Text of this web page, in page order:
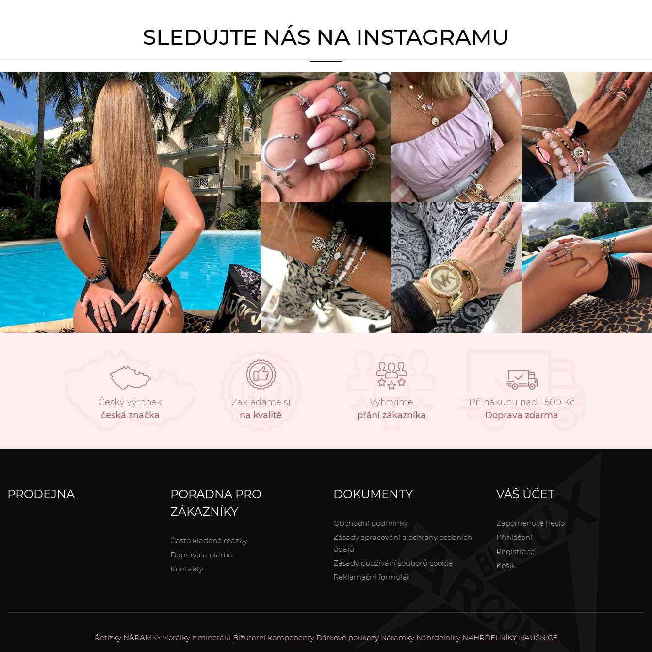
SLEDUJTE NÁS NA INSTAGRAMU
Český výrobek
česká značka
Zakládáme si
na kvalitě
Vyhovíme
přání zákazníka
Při nákupu nad 1 500 Kč
Doprava zdarma
PRODEJNA
PORADNA PRO
ZÁKAZNÍKY
Často kladené otázky
Doprava a platba
Kontakty
DOKUMENTY
Obchodní podmínky
Zásady zpracování a ochrany osobních
údajů
Zásady používání souborů cookie
Reklamační formulář
VÁŠ ÚČET
Zapomenuté heslo
Přihlášení
Registrace
Košík
Řetízky NÁRAMKY Korálky z minerálů Bižuterní komponenty Dárkové poukazy Náramky Náhrdelníky NÁHRDELNÍKY NÁUŠNICE